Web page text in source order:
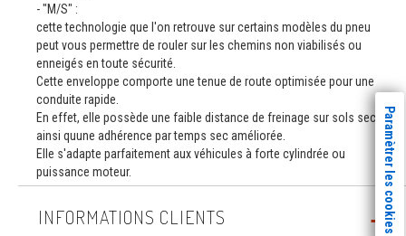
- "M/S" :
cette technologie que l'on retrouve sur certains modèles du pneu
peut vous permettre de rouler sur les chemins non viabilisés ou
enneigés en toute sécurité.
Cette enveloppe comporte une tenue de route optimisée pour une
conduite rapide.
En effet, elle possède une faible distance de freinage sur sols secs
ainsi quune adhérence par temps sec améliorée.
Elle s'adapte parfaitement aux véhicules à forte cylindrée ou
puissance moteur.
INFORMATIONS CLIENTS Paramètrer les cookies